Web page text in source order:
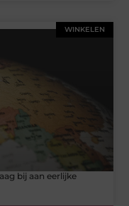
WINKELEN
bij aan eerlijke